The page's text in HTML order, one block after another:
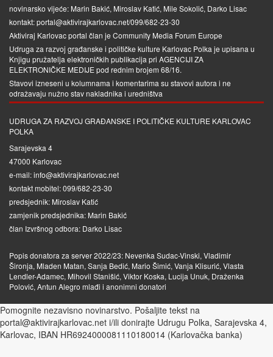
novinarsko vijeće: Marin Bakić, Miroslav Katić, Mile Sokolić, Darko Lisac
kontakt: portal@aktivirajkarlovac.net/099/682-23-30
Aktiviraj Karlovac portal član je Community Media Forum Europe
Udruga za razvoj građanske i političke kulture Karlovac Polka je upisana u
Knjigu pružatelja elektroničkih publikacija pri AGENCIJI ZA
ELEKTRONIČKE MEDIJEpod rednim brojem 68/16.
Stavovi izneseni u kolumnama i komentarima su stavovi autora i ne
odražavaju nužno stav nakladnika i uredništva
UDRUGA ZA RAZVOJ GRAĐANSKE I POLITIČKE KULTURE KARLOVAC
POLKA
Sarajevska 4
47000 Karlovac
e-mail: info@aktivirajkarlovac.net
kontakt mobitel: 099/682-23-30
predsjednik: Miroslav Katić
zamjenik predsjednika: Marin Bakić
član Izvršnog odbora: Darko Lisac
Popis donatora za server 2022/23: Nevenka Sudac-Vinski, Vladimir
Šironja, Mladen Matan, Sanja Bedić, Mario Šimić, Vanja Klisurić, Vlasta
Lendler-Adamec, Mihovil Stanišić, Viktor Koska, Lucija Unuk, Draženka
Polović, Antun Alegro mlađi i anonimni donatori
Pomognite nezavisno novinarstvo. Pošaljite tekst na
portal@aktivirajkarlovac.net i/ili donirajte Udrugu Polka, Sarajevska 4,
Karlovac, IBAN HR6924000081110180014 (Karlovačka banka)